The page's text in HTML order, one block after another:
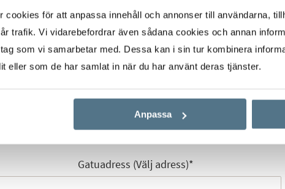
cookies för att anpassa innehåll och annonser till användarna,
trafik. Vi vidarebefordrar även sådana cookies och annan
som vi samarbetar med. Dessa kan i sin tur kombinera
eller som de har samlat in när du har använt deras tjänster.
Anpassa
Mobilnummer
E-post*
Gatuadress (Välj adress)*